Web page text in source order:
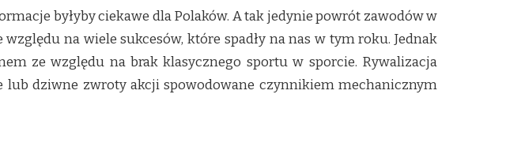
byłyby ciekawe dla Polaków. A tak jedynie powrót zawodów w
na wiele sukcesów, które spadły na nas w tym roku. Jednak
ze względu na brak klasycznego sportu w sporcie. Rywalizacja
dziwne zwroty akcji spowodowane czynnikiem mechanicznym